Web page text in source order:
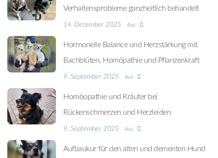
Verhaltensprobleme ganzheitlich behandelt
14. Dezember 2025 Aus
Hormonelle Balance und Herzstärkung mit
Bachblüten, Homöpathie und Pflanzenkraft
9. September 2025 Aus
Homöopathie und Kräuter bei
Rückenschmerzen und Herzleiden
9. September 2025 Aus
Aufbaukur für den alten und dementen Hund